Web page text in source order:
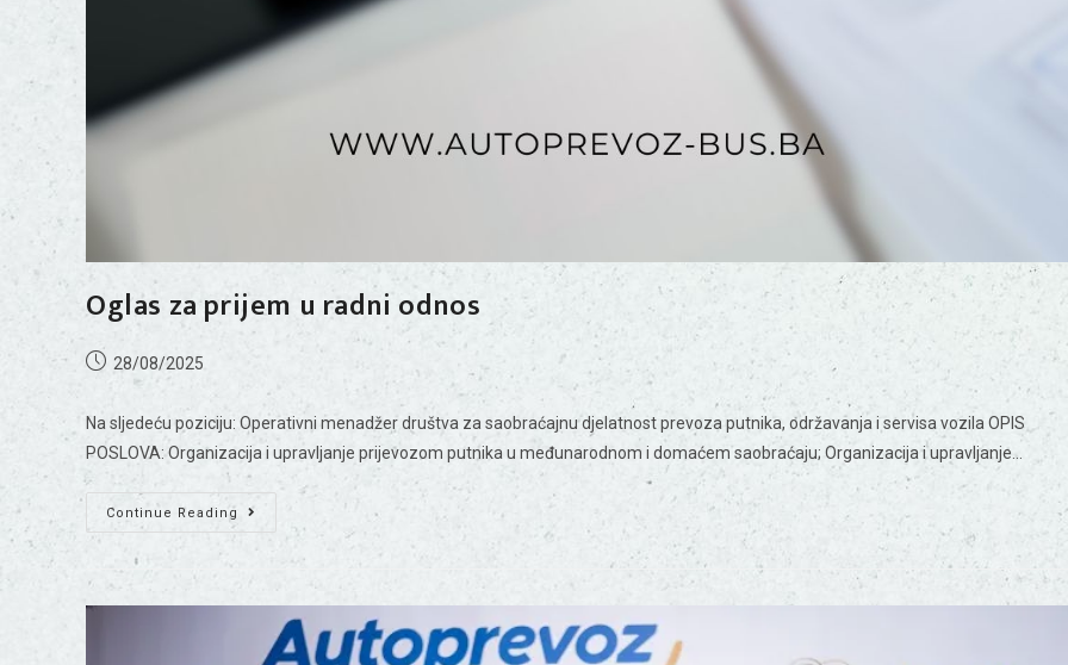
Oglas za prijem u radni odnos
28/08/2025
Na sljedeću poziciju: Operativni menadžer društva za saobraćajnu djelatnost prevoza putnika, održavanja i servisa vozila OPIS
POSLOVA: Organizacija i upravljanje prijevozom putnika u međunarodnom i domaćem saobraćaju; Organizacija i upravljanje…
Continue Reading